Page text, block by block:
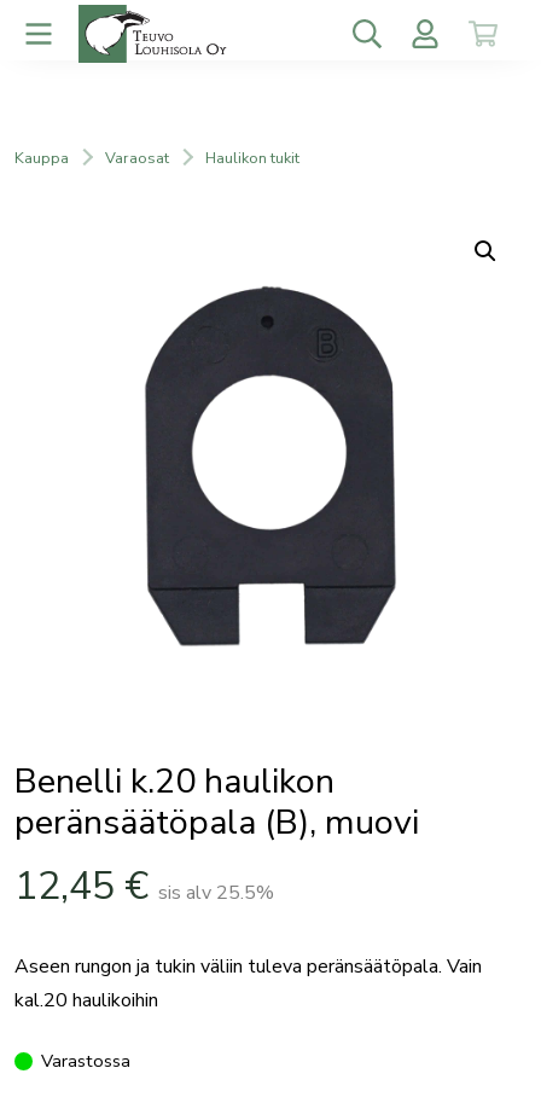
Kauppa Varaosat Haulikon tukit
Benelli k.20 haulikon
peränsäätöpala (B), muovi
12,45 € sis alv 25.5%
Aseen rungon ja tukin väliin tuleva peränsäätöpala. Vain
kal.20 haulikoihin
Varastossa